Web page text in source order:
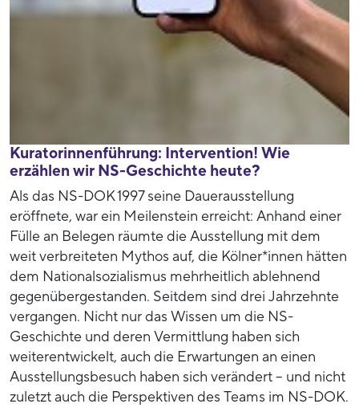
Kuratorinnenführung: Intervention! Wie
erzählen wir NS-Geschichte heute?
Als das NS-DOK 1997 seine Dauerausstellung
eröffnete, war ein Meilenstein erreicht: Anhand einer
Fülle an Belegen räumte die Ausstellung mit dem
weit verbreiteten Mythos auf, die Kölner*innen hätten
dem Nationalsozialismus mehrheitlich ablehnend
gegenübergestanden. Seitdem sind drei Jahrzehnte
vergangen. Nicht nur das Wissen um die NS-
Geschichte und deren Vermittlung haben sich
weiterentwickelt, auch die Erwartungen an einen
Ausstellungsbesuch haben sich verändert – und nicht
zuletzt auch die Perspektiven des Teams im NS-DOK.